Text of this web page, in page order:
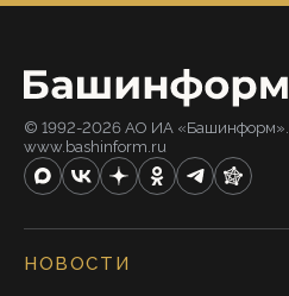
© 1992-2026 АО ИА «Башинформ».
www.bashinform.ru
НОВОСТИ